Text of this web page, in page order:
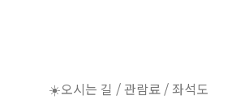
☀️오시는 길 / 관람료 / 좌석도